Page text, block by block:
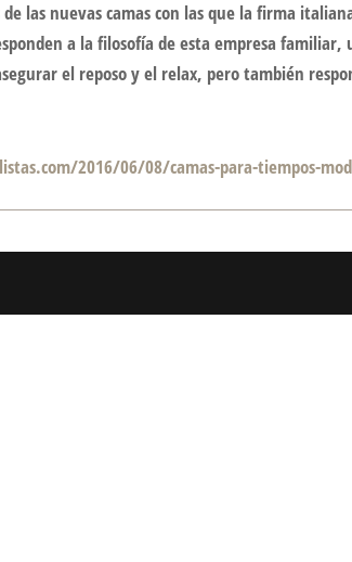
de las nuevas camas con las que la firma
a la filosofía de esta empresa
el reposo y el relax, pero también
2016/06/08/camas-para-tiempos-